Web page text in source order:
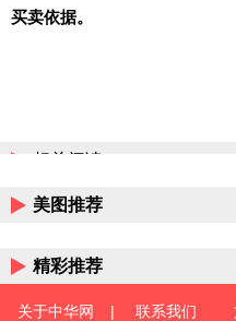
买卖依据。
相关阅读
美图推荐
精彩推荐
关于中华网 | 联系我们